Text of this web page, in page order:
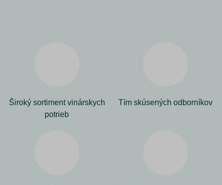
Široký sortiment vinárskych
potrieb
Tím skúsených odborníkov